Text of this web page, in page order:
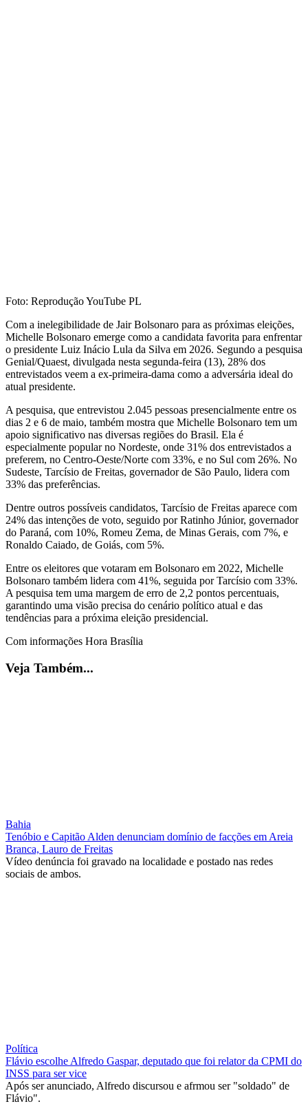
Foto: Reprodução YouTube PL
Com a inelegibilidade de Jair Bolsonaro para as próximas eleições,
Michelle Bolsonaro emerge como a candidata favorita para enfrentar
o presidente Luiz Inácio Lula da Silva em 2026. Segundo a pesquisa
Genial/Quaest, divulgada nesta segunda-feira (13), 28% dos
entrevistados veem a ex-primeira-dama como a adversária ideal do
atual presidente.
A pesquisa, que entrevistou 2.045 pessoas presencialmente entre os
dias 2 e 6 de maio, também mostra que Michelle Bolsonaro tem um
apoio significativo nas diversas regiões do Brasil. Ela é
especialmente popular no Nordeste, onde 31% dos entrevistados a
preferem, no Centro-Oeste/Norte com 33%, e no Sul com 26%. No
Sudeste, Tarcísio de Freitas, governador de São Paulo, lidera com
33% das preferências.
Dentre outros possíveis candidatos, Tarcísio de Freitas aparece com
24% das intenções de voto, seguido por Ratinho Júnior, governador
do Paraná, com 10%, Romeu Zema, de Minas Gerais, com 7%, e
Ronaldo Caiado, de Goiás, com 5%.
Entre os eleitores que votaram em Bolsonaro em 2022, Michelle
Bolsonaro também lidera com 41%, seguida por Tarcísio com 33%.
A pesquisa tem uma margem de erro de 2,2 pontos percentuais,
garantindo uma visão precisa do cenário político atual e das
tendências para a próxima eleição presidencial.
Com informações Hora Brasília
Veja Também...
Bahia
Tenóbio e Capitão Alden denunciam domínio de facções em Areia
Branca, Lauro de Freitas
Vídeo denúncia foi gravado na localidade e postado nas redes
sociais de ambos.
Política
Flávio escolhe Alfredo Gaspar, deputado que foi relator da CPMI do
INSS para ser vice
Após ser anunciado, Alfredo discursou e afrmou ser "soldado" de
Flávio".